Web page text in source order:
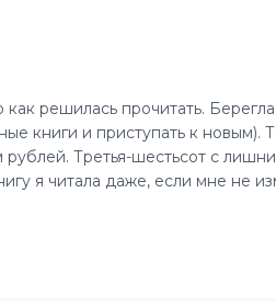
решили что книги и фильмы
прочитать первые две.
Очень
меньше чем за неделю.
в мир книг. )
книги и приступать к новым).
Третья-шестьсот с
я читала даже, если мне не